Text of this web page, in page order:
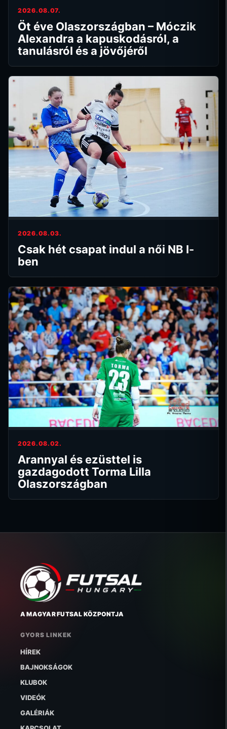
2026.08.07.
Öt éve Olaszországban – Móczik
Alexandra a kapuskodásról, a
tanulásról és a jövőjéről
2026.08.03.
Csak hét csapat indul a női NB I-
ben
2026.08.02.
Arannyal és ezüsttel is
gazdagodott Torma Lilla
Olaszországban
A MAGYAR FUTSAL KÖZPONTJA
GYORS LINKEK
HÍREK
BAJNOKSÁGOK
KLUBOK
VIDEÓK
GALÉRIÁK